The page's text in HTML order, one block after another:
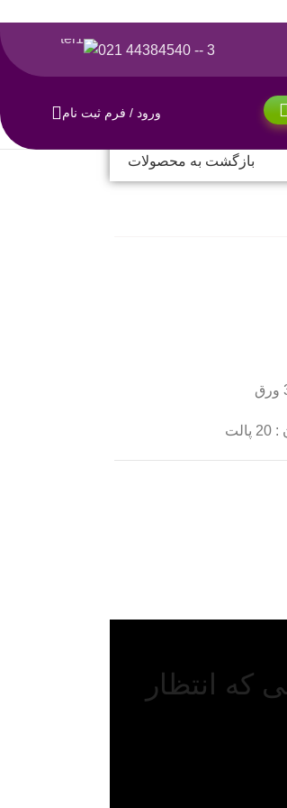
3 -- 44384540 021
ورود / فرم ثبت نام
بازگشت به محصولات
که انتظار